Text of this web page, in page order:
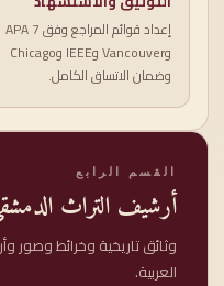
إعداد قوائم المراجع وفق APA 7
وVancouver وIEEE وChicago
وضمان الاتساق الكامل.
القسم الرابع
أرشيف التراث
وثائق تاريخية وخرائط وصور
العربية.